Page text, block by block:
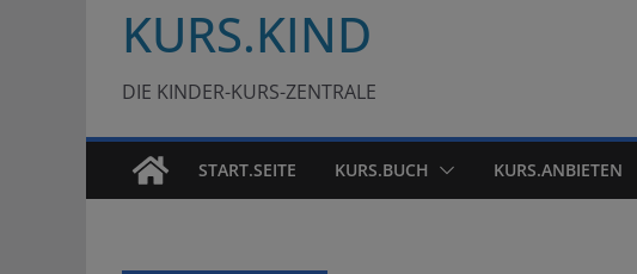
KURS.KIND
DIE KINDER-KURS-ZENTRALE
START.SEITE KURS.BUCH KURS.ANBIETEN